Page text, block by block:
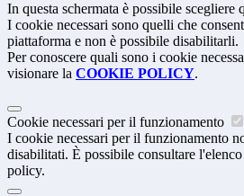
In questa schermata è possibile scegliere
I cookie necessari sono quelli che
piattaforma e non è possibile disabilitarli.
Per conoscere quali sono i cookie
visionare la COOKIE POLICY.
Cookie necessari per il funzionamento
I cookie necessari per il funzionamento
disabilitati. È possibile consultare
policy.